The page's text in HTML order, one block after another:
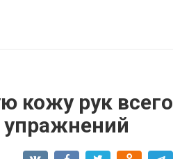
кожу рук всего
упражнений